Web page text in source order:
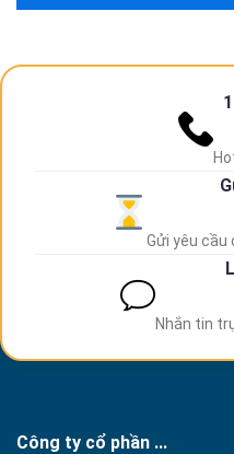
Gửi yêu
Nhắn tin
Công ty cổ phần ...